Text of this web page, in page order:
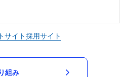
サイト採用サイト
組み